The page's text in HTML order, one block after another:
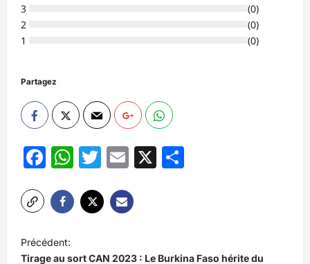
3
(0)
2
(0)
1
(0)
Partagez
Facebook
WhatsApp
Twitter
Email
X
N
a
Précédent:
Tirage au sort CAN 2023 : Le Burkina Faso hérite du